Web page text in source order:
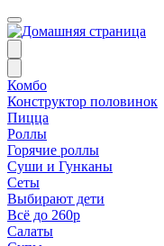
Комбо
Конструктор половинок
Пицца
Роллы
Горячие роллы
Суши и Гунканы
Сеты
Выбирают дети
Всё до 260р
Салаты